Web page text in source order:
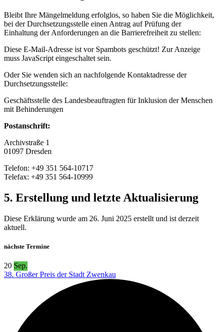
Bleibt Ihre Mängelmeldung erfolglos, so haben Sie die Möglichkeit,
bei der Durchsetzungsstelle einen Antrag auf Prüfung der
Einhaltung der Anforderungen an die Barrierefreiheit zu stellen:
Diese E-Mail-Adresse ist vor Spambots geschützt! Zur Anzeige
muss JavaScript eingeschaltet sein.
Oder Sie wenden sich an nachfolgende Kontaktadresse der
Durchsetzungsstelle:
Geschäftsstelle des Landesbeauftragten für Inklusion der Menschen
mit Behinderungen
Postanschrift:
Archivstraße 1
01097 Dresden
Telefon: +49 351 564-10717
Telefax: +49 351 564-10999
5. Erstellung und letzte Aktualisierung
Diese Erklärung wurde am 26. Juni 2025 erstellt und ist derzeit
aktuell.
nächste Termine
20 Sep.
38. Großer Preis der Stadt Zwenkau